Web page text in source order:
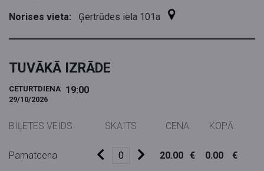
Norises vieta: Ģertrūdes iela 101a
TUVĀKĀ IZRĀDE
CETURTDIENA
29/10/2026
19:00
BIĻETES VEIDS SKAITS CENA KOPĀ
Pamatcena 20.00 € 0.00 €